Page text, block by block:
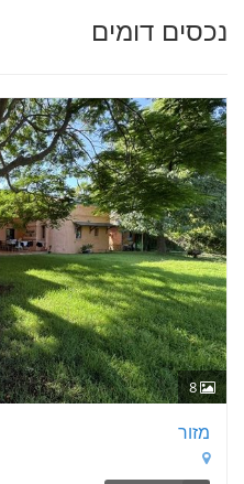
נכסים דומים
8
מזור